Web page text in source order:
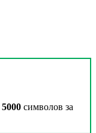
5000 символов за